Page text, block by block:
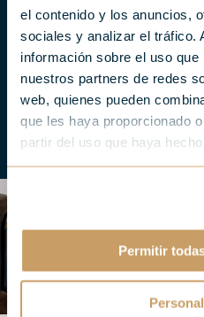
el contenido y los anuncios,
sociales y analizar el tráfico.
información sobre el uso
nuestros partners de redes
web, quienes pueden
que les haya proporcionado
partir del uso que haya
Permitir
in the